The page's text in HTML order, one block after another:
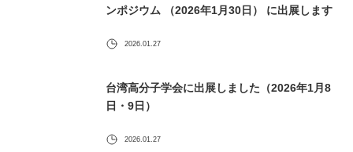
ンポジウム （2026年1月30日） に出展します
2026.01.27
台湾高分子学会に出展しました（2026年1月8
日・9日）
2026.01.27